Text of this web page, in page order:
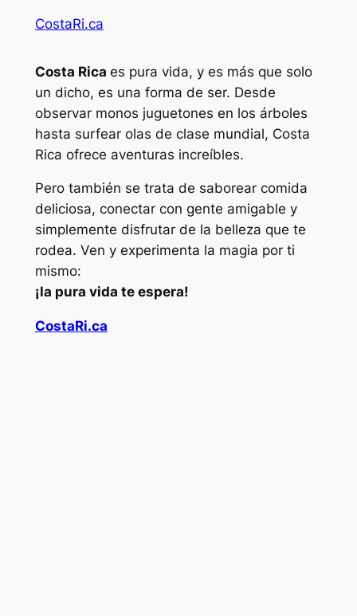
CostaRi.ca
Costa Rica es pura vida, y es más que solo
un dicho, es una forma de ser. Desde
observar monos juguetones en los árboles
hasta surfear olas de clase mundial, Costa
Rica ofrece aventuras increíbles.
Pero también se trata de saborear comida
deliciosa, conectar con gente amigable y
simplemente disfrutar de la belleza que te
rodea. Ven y experimenta la magia por ti
mismo:
¡la pura vida te espera!
CostaRi.ca